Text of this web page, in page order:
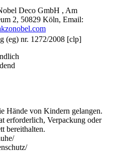
Deco GmbH , Am
2, 50829 Köln, Email:
(eg) nr. 1272/2008 [clp]
Hände von Kindern gelangen.
erforderlich, Verpackung oder
bereithalten.